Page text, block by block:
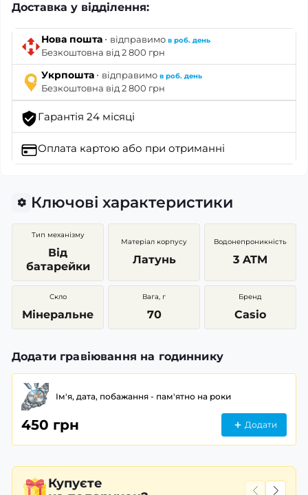
Доставка у відділення:
Нова пошта · відправимо в роб. день
Безкоштовна від 2 800 грн
Укрпошта · відправимо в роб. день
Безкоштовна від 2 800 грн
Гарантія 24 місяці
Оплата картою або при отриманні
Ключові характеристики
Тип механізму
Від
батарейки
Матеріал корпусу
Латунь
Водонепроникність
3 ATM
Скло
Мінеральне
Вага, г
70
Бренд
Casio
Додати гравіювання на годиннику
Ім'я, дата, побажання - пам'ятно на роки
450 грн Додати
Купуєте